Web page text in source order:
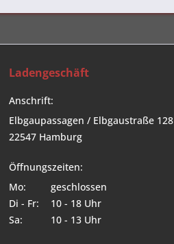
Ladengeschäft
Anschrift:
Elbgaupassagen / Elbgaustraße 128
22547 Hamburg
Öffnungszeiten:
Mo:
geschlossen
Di - Fr:
10 - 18 Uhr
Sa:
10 - 13 Uhr